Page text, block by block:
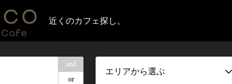
近くのカフェ探し。
and
or
エリアから選ぶ